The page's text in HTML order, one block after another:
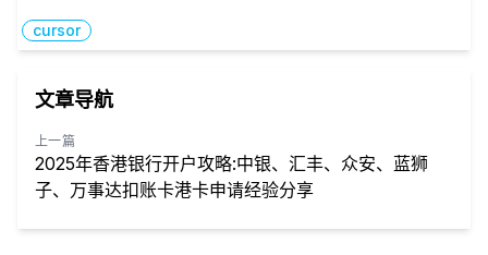
cursor
文章导航
上一篇
2025年香港银行开户攻略:中银、汇丰、众安、蓝狮
子、万事达扣账卡港卡申请经验分享